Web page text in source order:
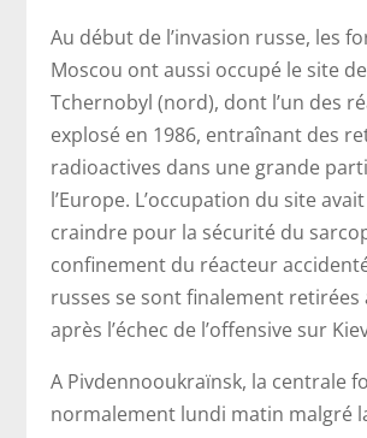
Au début de l’invasion russe, les
Moscou ont aussi occupé le site
Tchernobyl (nord), dont l’un des
explosé en 1986, entraînant des
radioactives dans une grande
l’Europe. L’occupation du site
craindre pour la sécurité du
confinement du réacteur
russes se sont finalement
après l’échec de l’offensive sur
A Pivdennooukraïnsk, la centrale
normalement lundi matin malgré